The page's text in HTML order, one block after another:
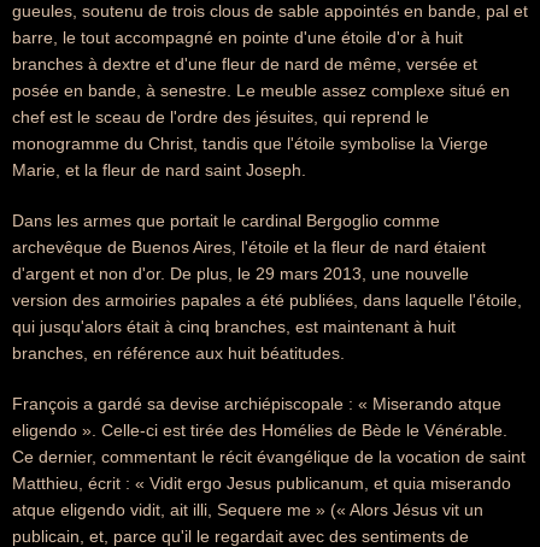
gueules, soutenu de trois clous de sable appointés en bande, pal et
barre, le tout accompagné en pointe d'une étoile d'or à huit
branches à dextre et d'une fleur de nard de même, versée et
posée en bande, à senestre. Le meuble assez complexe situé en
chef est le sceau de l'ordre des jésuites, qui reprend le
monogramme du Christ, tandis que l'étoile symbolise la Vierge
Marie, et la fleur de nard saint Joseph.
Dans les armes que portait le cardinal Bergoglio comme
archevêque de Buenos Aires, l'étoile et la fleur de nard étaient
d'argent et non d'or. De plus, le 29 mars 2013, une nouvelle
version des armoiries papales a été publiées, dans laquelle l'étoile,
qui jusqu'alors était à cinq branches, est maintenant à huit
branches, en référence aux huit béatitudes.
François a gardé sa devise archiépiscopale : « Miserando atque
eligendo ». Celle-ci est tirée des Homélies de Bède le Vénérable.
Ce dernier, commentant le récit évangélique de la vocation de saint
Matthieu, écrit : « Vidit ergo Jesus publicanum, et quia miserando
atque eligendo vidit, ait illi, Sequere me » (« Alors Jésus vit un
publicain, et, parce qu'il le regardait avec des sentiments de